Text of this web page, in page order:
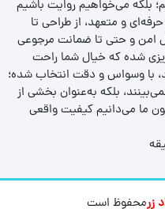
بلکه می‌خواهیم روایت باشیم
و متعهد، از طراحی تا
امن و حتی تا ضمانت مرجوعی
شده که خیال شما راحت
با وسواس و دقت انتخاب شده؛
بلکه به‌عنوان بخشی از
ما می‌دانیم کیفیت واقعی
زرمحفوظ است